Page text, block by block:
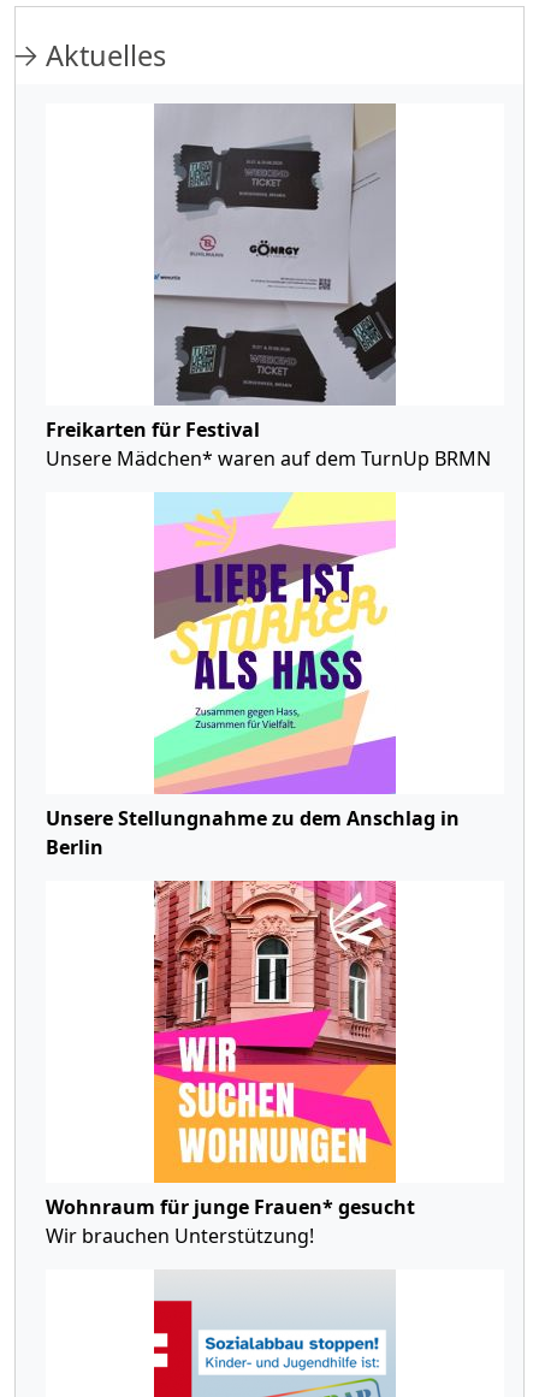
Aktuelles
Freikarten für Festival
Unsere Mädchen* waren auf dem TurnUp BRMN
Unsere Stellungnahme zu dem Anschlag in
Berlin
Wohnraum für junge Frauen* gesucht
Wir brauchen Unterstützung!